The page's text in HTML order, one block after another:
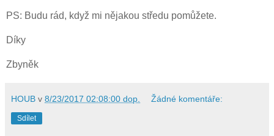
PS: Budu rád, když mi nějakou středu pomůžete.
Díky
Zbyněk
HOUB v 8/23/2017 02:08:00 dop. Žádné komentáře:
Sdílet